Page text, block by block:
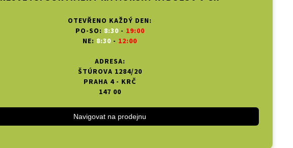
OTEVŘENO KAŽDÝ DEN:
PO-SO: 8:30 - 19:00
NE: 8:30 - 12:00
ADRESA:
ŠTÚROVA 1284/20
PRAHA 4 - KRČ
147 00
Navigovat na prodejnu